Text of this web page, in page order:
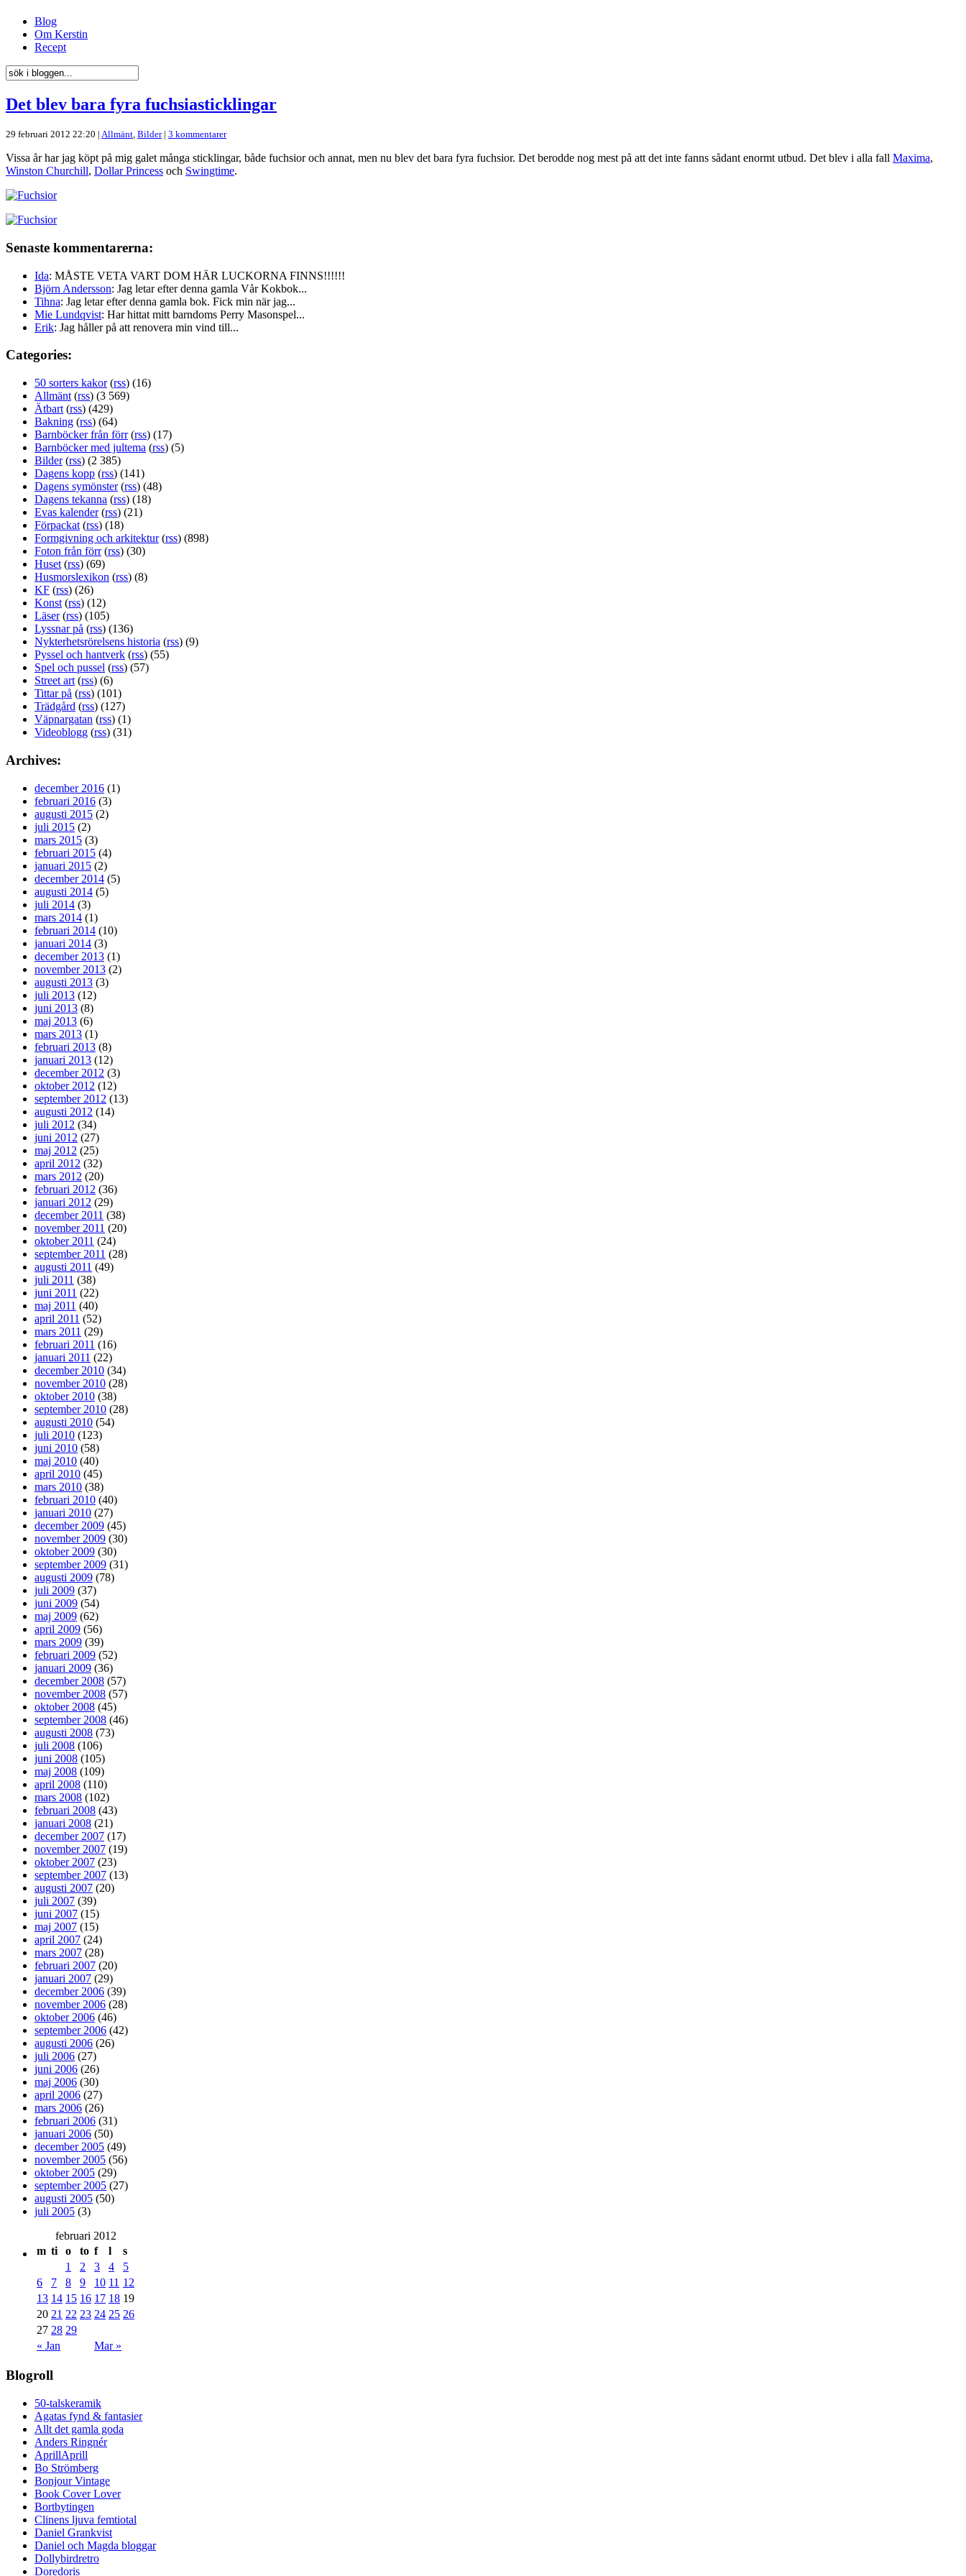
Blog
Om Kerstin
Recept
Det blev bara fyra fuchsiasticklingar
29 februari 2012 22:20 | Allmänt, Bilder| 3 kommentarer
Vissa år har jag köpt på mig galet många sticklingar, både fuchsior och annat, men nu blev det bara fyra fuchsior. Det berodde nog mest på att det inte fanns sådant enormt utbud. Det blev i alla fall Maxima,
Winston Churchill, Dollar Princess och Swingtime.
Senaste kommentarerna:
Ida: MÅSTE VETA VART DOM HÄR LUCKORNA FINNS!!!!!!
Björn Andersson: Jag letar efter denna gamla Vår Kokbok...
Tihna: Jag letar efter denna gamla bok. Fick min när jag...
Mie Lundqvist: Har hittat mitt barndoms Perry Masonspel...
Erik: Jag håller på att renovera min vind till...
Categories:
50 sorters kakor(rss) (16)
Allmänt (rss) (3 569)
Ätbart (rss) (429)
Bakning (rss) (64)
Barnböcker från förr(rss) (17)
Barnböcker med jultema (rss) (5)
Bilder(rss) (2 385)
Dagens kopp (rss) (141)
Dagens symönster(rss) (48)
Dagens tekanna (rss) (18)
Evas kalender(rss) (21)
Förpackat (rss) (18)
Formgivning och arkitektur(rss) (898)
Foton från förr(rss) (30)
Huset (rss) (69)
Husmorslexikon (rss) (8)
KF (rss) (26)
Konst (rss) (12)
Läser(rss) (105)
Lyssnar på (rss) (136)
Nykterhetsrörelsens historia (rss) (9)
Pyssel och hantverk (rss) (55)
Spel och pussel (rss) (57)
Street art (rss) (6)
Tittar på (rss) (101)
Trädgård (rss) (127)
Väpnargatan (rss) (1)
Videoblogg (rss) (31)
Archives:
december 2016 (1)
februari 2016 (3)
augusti 2015 (2)
juli 2015 (2)
mars 2015 (3)
februari 2015 (4)
januari 2015 (2)
december 2014 (5)
augusti 2014 (5)
juli 2014 (3)
mars 2014 (1)
februari 2014 (10)
januari 2014 (3)
december 2013 (1)
november 2013 (2)
augusti 2013 (3)
juli 2013 (12)
juni 2013 (8)
maj 2013 (6)
mars 2013 (1)
februari 2013 (8)
januari 2013 (12)
december 2012 (3)
oktober 2012 (12)
september 2012 (13)
augusti 2012 (14)
juli 2012 (34)
juni 2012 (27)
maj 2012 (25)
april 2012 (32)
mars 2012 (20)
februari 2012 (36)
januari 2012 (29)
december 2011 (38)
november 2011 (20)
oktober 2011 (24)
september 2011 (28)
augusti 2011 (49)
juli 2011 (38)
juni 2011 (22)
maj 2011 (40)
april 2011 (52)
mars 2011 (29)
februari 2011 (16)
januari 2011 (22)
december 2010 (34)
november 2010 (28)
oktober 2010 (38)
september 2010 (28)
augusti 2010 (54)
juli 2010 (123)
juni 2010 (58)
maj 2010 (40)
april 2010 (45)
mars 2010 (38)
februari 2010 (40)
januari 2010 (27)
december 2009 (45)
november 2009 (30)
oktober 2009 (30)
september 2009 (31)
augusti 2009 (78)
juli 2009 (37)
juni 2009 (54)
maj 2009 (62)
april 2009 (56)
mars 2009 (39)
februari 2009 (52)
januari 2009 (36)
december 2008 (57)
november 2008 (57)
oktober 2008 (45)
september 2008 (46)
augusti 2008 (73)
juli 2008 (106)
juni 2008 (105)
maj 2008 (109)
april 2008 (110)
mars 2008 (102)
februari 2008 (43)
januari 2008 (21)
december 2007 (17)
november 2007 (19)
oktober 2007 (23)
september 2007 (13)
augusti 2007 (20)
juli 2007 (39)
juni 2007 (15)
maj 2007 (15)
april 2007 (24)
mars 2007 (28)
februari 2007 (20)
januari 2007 (29)
december 2006 (39)
november 2006 (28)
oktober 2006 (46)
september 2006 (42)
augusti 2006 (26)
juli 2006 (27)
juni 2006 (26)
maj 2006 (30)
april 2006 (27)
mars 2006 (26)
februari 2006 (31)
januari 2006 (50)
december 2005 (49)
november 2005 (56)
oktober 2005 (29)
september 2005 (27)
augusti 2005 (50)
juli 2005 (3)
februari 2012
m ti o to f l s
« Jan Mar »
1 2 3 4
5
6
7 8 9 10 11 12
13 14 15 16 17 18 19
20 21 22 23 24 25 26
27 28 29
Blogroll
50-talskeramik
Agatas fynd & fantasier
Allt det gamla goda
Anders Ringnér
AprillAprill
Bo Strömberg
Bonjour Vintage
Book Cover Lover
Bortbytingen
Clinens ljuva femtiotal
Daniel Grankvist
Daniel och Magda bloggar
Dollybirdretro
Doredoris